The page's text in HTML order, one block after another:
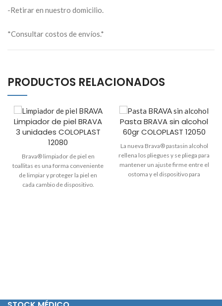
-Retirar en nuestro domicilio.
*Consultar costos de envíos.*
PRODUCTOS RELACIONADOS
Limpiador de piel BRAVA
3 unidades COLOPLAST
12080
Brava® limpiador de piel en
toallitas es una forma conveniente
de limpiar y proteger la piel en
cada cambio de dispositivo.
Pasta BRAVA sin alcohol
60gr COLOPLAST 12050
La nueva Brava® pastasin alcohol
rellena los pliegues y se pliega para
mantener un ajuste firme entre el
ostoma y el dispositivo para